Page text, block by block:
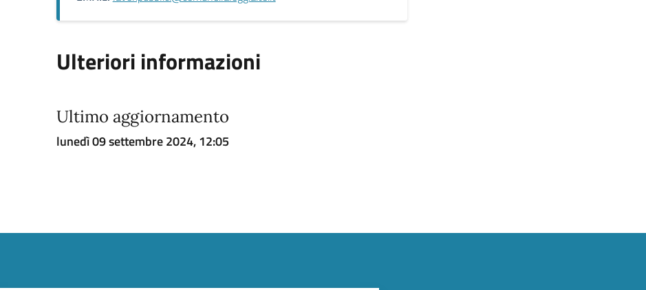
Ulteriori informazioni
Ultimo aggiornamento
lunedì 09 settembre 2024, 12:05